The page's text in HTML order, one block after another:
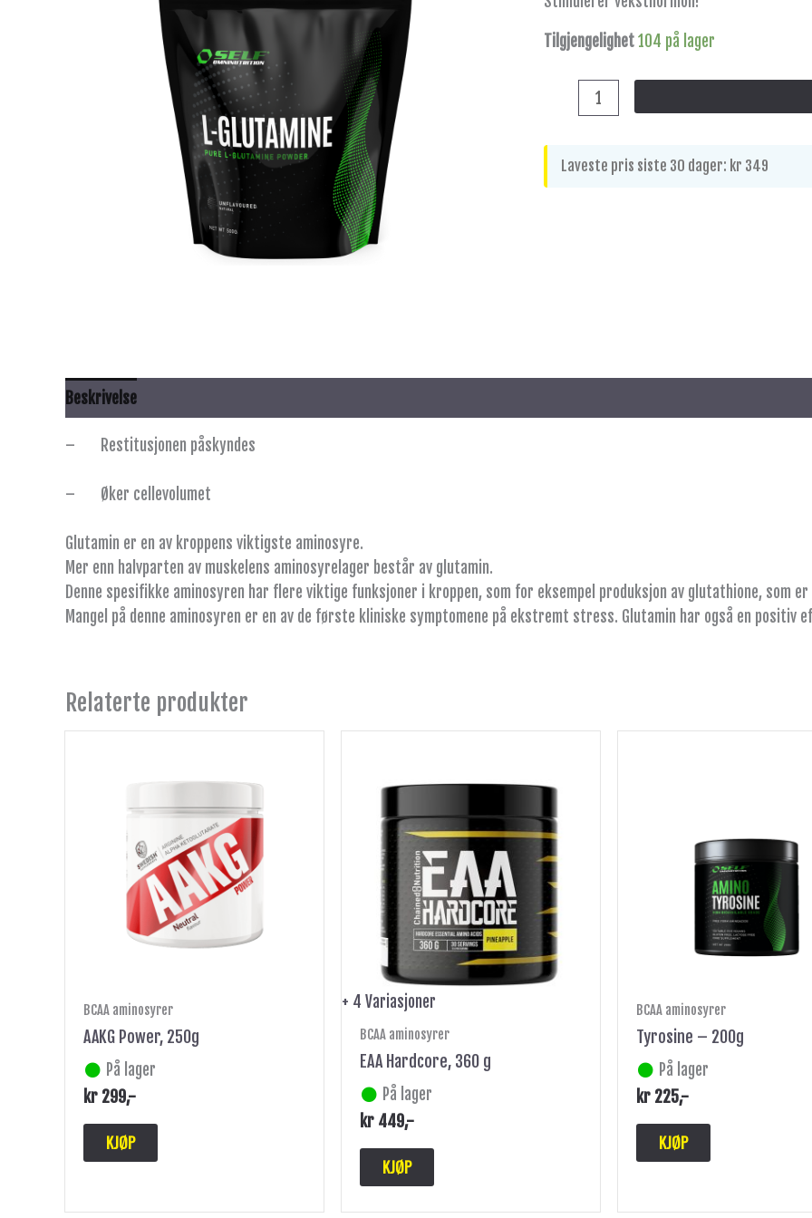
Tilgjengelighet104 på lager
Laveste pris siste 30 dager: kr 349
Beskrivelse
– Restitusjonen påskyndes
– Øker cellevolumet
Glutamin er en av kroppens viktigste aminosyre.
Mer enn halvparten av muskelens aminosyrelager består av glutamin.
Denne spesifikke aminosyren har flere viktige funksjoner i kroppen, som for eksempel produksjon av glutathione, som
Mangel på denne aminosyren er en av de første kliniske symptomene på ekstremt stress. Glutamin har også en positiv
Relaterte produkter
BCAA aminosyrer
AAKG Power, 250g
På lager
kr 299,-
KJØP
+ 4 Variasjoner
BCAA aminosyrer
EAA Hardcore, 360 g
På lager
kr 449,-
KJØP
har
flere
varianter.
Alternativene
kan
velges
på
produktsiden
BCAA aminosyrer
Tyrosine – 200g
På lager
kr 225,-
KJØP